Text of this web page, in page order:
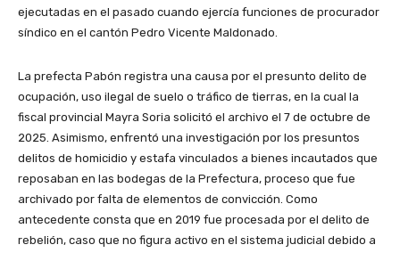
ejecutadas en el pasado cuando ejercía funciones de procurador
síndico en el cantón Pedro Vicente Maldonado.
La prefecta Pabón registra una causa por el presunto delito de
ocupación, uso ilegal de suelo o tráfico de tierras, en la cual la
fiscal provincial Mayra Soria solicitó el archivo el 7 de octubre de
2025. Asimismo, enfrentó una investigación por los presuntos
delitos de homicidio y estafa vinculados a bienes incautados que
reposaban en las bodegas de la Prefectura, proceso que fue
archivado por falta de elementos de convicción. Como
antecedente consta que en 2019 fue procesada por el delito de
rebelión, caso que no figura activo en el sistema judicial debido a